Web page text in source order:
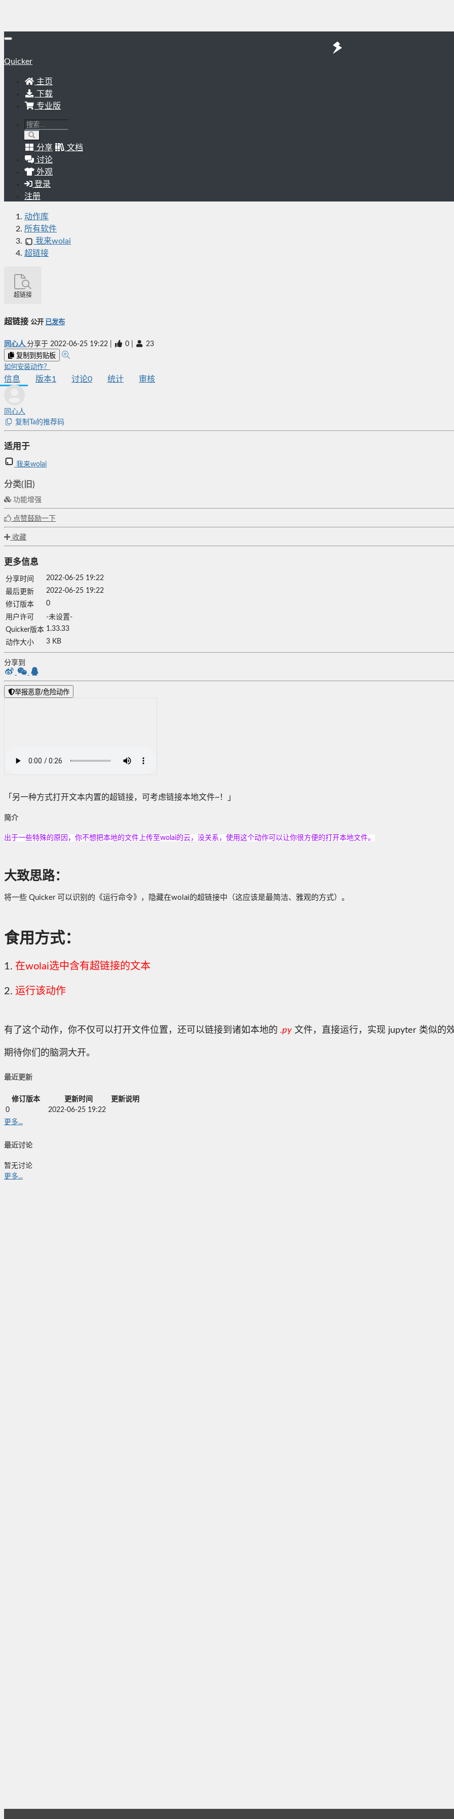
Quicker
主页
下载
专业版
分享
文档
讨论
外观
登录
注册
动作库
所有软件
我来wolai
超链接
超链接
超链接 公开 已发布
同心人 分享于 2022-06-25 19:22 0 23
复制到剪贴板
如何安装动作？
信息 版本1 讨论0 统计 审核
同心人
复制Ta的推荐码
适用于
我来wolai
分类(旧)
功能增强
点赞鼓励一下
收藏
更多信息
分享时间
2022-06-25 19:22
最后更新
2022-06-25 19:22
修订版本
0
用户许可
-未设置-
Quicker版本 1.33.33
动作大小
3 KB
分享到
举报恶意/危险动作
「另一种方式打开文本内置的超链接，可考虑链接本地文件~！」
简介
出于一些特殊的原因，你不想把本地的文件上传至wolai的云，没关系，使用这个动作可以让你很方便的打开本地文件。
大致思路：
将一些 Quicker 可以识别的《运行命令》，隐藏在wolai的超链接中（这应该是最简洁、雅观的方式）。
食用方式：
1. 在wolai选中含有超链接的文本
2. 运行该动作
有了这个动作，你不仅可以打开文件位置，还可以链接到诸如本地的 .py 文件，直接运行，实现 jupyter 类似的
期待你们的脑洞大开。
最近更新
修订版本 更新时间
更新说明
0
2022-06-25 19:22
更多...
最近讨论
暂无讨论
更多...